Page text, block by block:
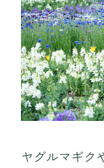
ヤグルマギク